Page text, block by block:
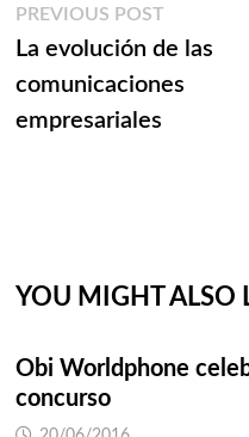
Navegación
de
entradas
PREVIOUS POSTPrevious
post:
La evolución de las
comunicaciones
empresariales
YOU MIGHT ALSO
Obi Worldphone
concurso